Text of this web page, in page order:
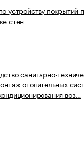
устройству покрытий
стен
санитарно-
отопительных
воз…